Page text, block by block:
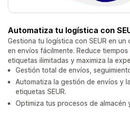
Automatiza tu logística con
Gestiona tu logística con SEUR en
en envíos fácilmente. Reduce
etiquetas ilimitadas y maximiza la
Gestión total de envíos,
Automatiza la gestión de envíos y
etiquetas SEUR.
Optimiza tus procesos de almacén